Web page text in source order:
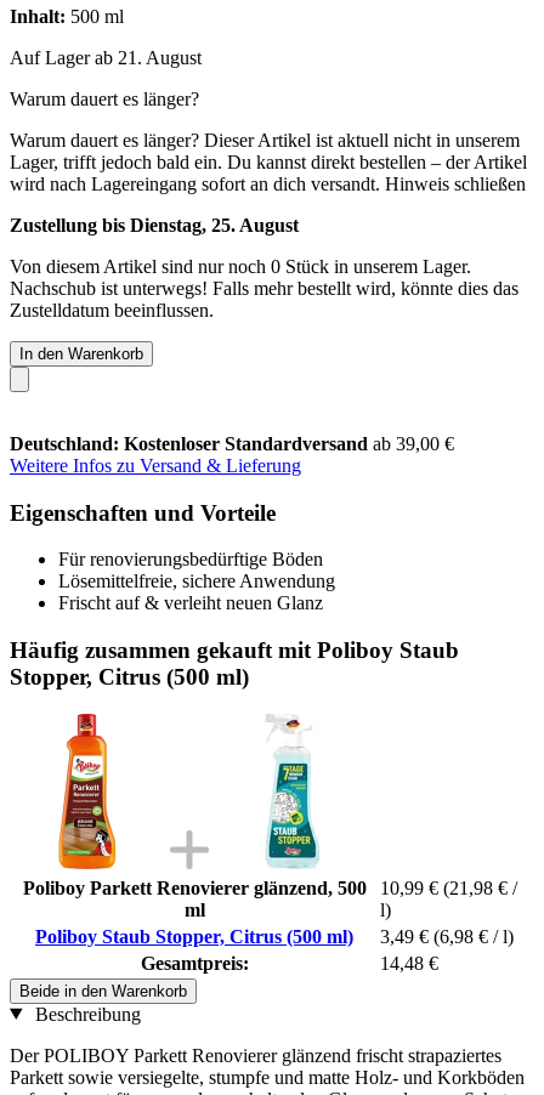
Inhalt: 500 ml
Auf Lager ab 21. August
Warum dauert es länger?
Warum dauert es länger? Dieser Artikel ist aktuell nicht in unserem
Lager, trifft jedoch bald ein. Du kannst direkt bestellen – der Artikel
wird nach Lagereingang sofort an dich versandt. Hinweis schließen
Zustellung bis Dienstag, 25. August
Von diesem Artikel sind nur noch 0 Stück in unserem Lager.
Nachschub ist unterwegs! Falls mehr bestellt wird, könnte dies das
Zustelldatum beeinflussen.
In den Warenkorb
Deutschland: Kostenloser Standardversand ab 39,00 €
Weitere Infos zu Versand & Lieferung
Eigenschaften und Vorteile
Für renovierungsbedürftige Böden
Lösemittelfreie, sichere Anwendung
Frischt auf & verleiht neuen Glanz
Häufig zusammen gekauft mit Poliboy Staub
Stopper, Citrus (500 ml)
Poliboy Parkett Renovierer glänzend, 500
ml
10,99 € (21,98 € /
l)
Poliboy Staub Stopper, Citrus (500 ml)
3,49 € (6,98 € / l)
Gesamtpreis:
14,48 €
Beide in den Warenkorb
Beschreibung
Der POLIBOY Parkett Renovierer glänzend frischt strapaziertes
Parkett sowie versiegelte, stumpfe und matte Holz- und Korkböden